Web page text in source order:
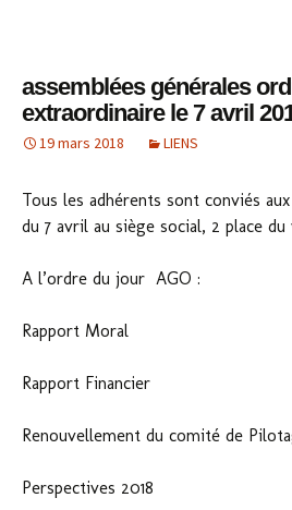
assemblées générales
extraordinaire le 7 avril
19 mars 2018 LIENS
Tous les adhérents sont conviés
du 7 avril au siège social, 2 place
A l’ordre du jour AGO :
Rapport Moral
Rapport Financier
Renouvellement du comité de
Perspectives 2018